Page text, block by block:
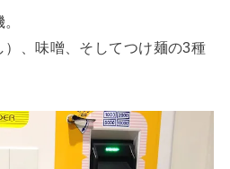
）、味噌、そしてつけ麺の3種